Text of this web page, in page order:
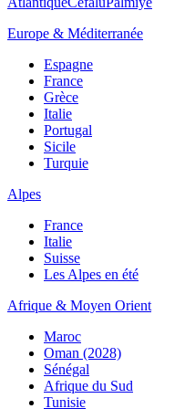
Europe & Méditerranée
Espagne
France
Grèce
Italie
Portugal
Sicile
Turquie
Alpes
France
Italie
Suisse
Les Alpes en été
Afrique & Moyen Orient
Maroc
Oman (2028)
Sénégal
Afrique du Sud
Tunisie